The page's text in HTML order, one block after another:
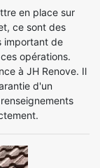
en place sur
ce sont des
important de
opérations.
à JH Renove. Il
d'un